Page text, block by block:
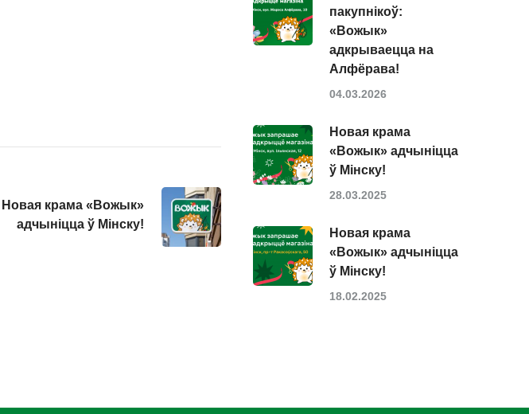
Новая крама «Вожык»
адчыніцца ў Мінску!
пакупнікоў:
«Вожык»
адкрываецца на
Алфёрава!
04.03.2026
Новая крама
«Вожык» адчыніцца
ў Мінску!
28.03.2025
Новая крама
«Вожык» адчыніцца
ў Мінску!
18.02.2025